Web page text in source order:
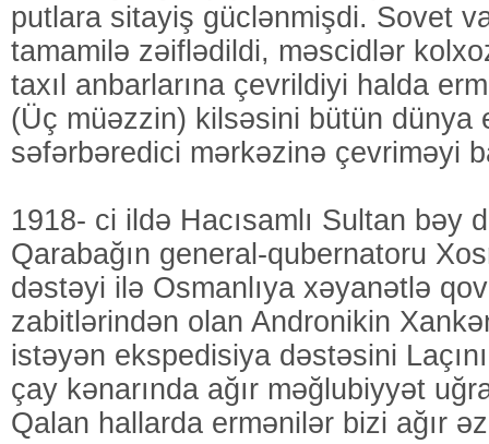
putlara sitayiş güclənmişdi. Sovet
tamamilə zəiflədildi, məscidlər
taxıl anbarlarına çevrildiyi halda
(Üç müəzzin) kilsəsini bütün dünya
səfərbəredici mərkəzinə çevriməyi
1918- ci ildə Hacısamlı Sultan bəy
Qarabağın general-qubernatoru
dəstəyi ilə Osmanlıya xəyanətlə
zabitlərindən olan Andronikin
istəyən ekspedisiya dəstəsini
çay kənarında ağır məğlubiyyət
Qalan hallarda ermənilər bizi ağır